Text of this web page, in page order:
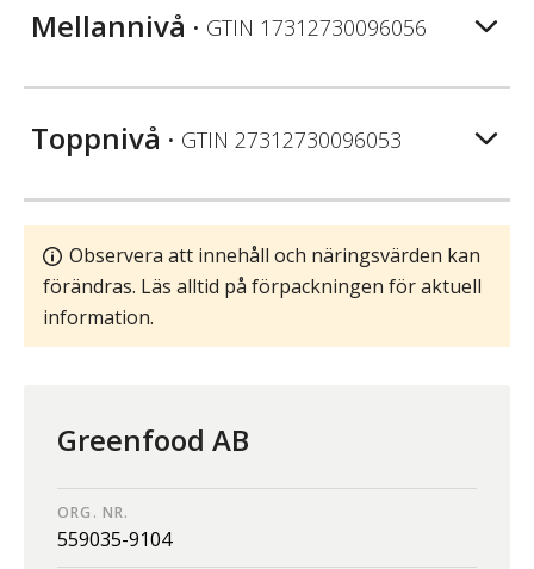
Mellannivå • GTIN 17312730096056
Toppnivå • GTIN 27312730096053
Observera att innehåll och näringsvärden kan
förändras. Läs alltid på förpackningen för aktuell
information.
Greenfood AB
ORG. NR.
559035-9104